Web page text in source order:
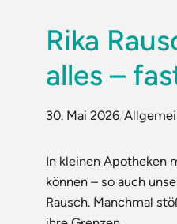
Rika
alles –
30. Mai 2026/
In kleinen Apotheken
können – so auch
Rausch. Manchmal